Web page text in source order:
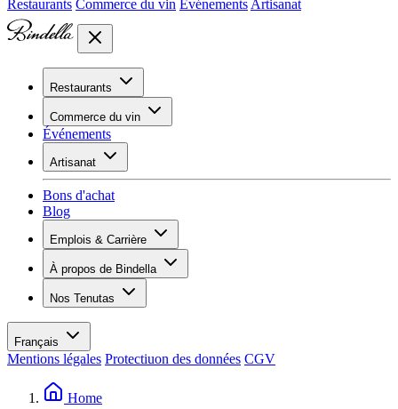
Restaurants Commerce du vin Événements Artisanat
Restaurants
Aperçu restaurants
Banquets et séminaires
Dolcezze
Commerce du vin
Overview
Assortiment
Vinotecas
Inspiration
Savoir sur le vin
Événements
Artisanat
Aperçu
Plâtrer
Bons d'achat
Blog
Emplois & Carrière
Postes vacants
Apprenants
Vos avantages
Valeurs
Personne de contact
À propos de Bindella
Vue d’ensemble
Histoire
Médias
Les Moby Dicks
Contacts
Durabilité
Nos Tenutas
Tenuta Vergaia
Français
Mentions légales Protectiuon des données CGV
Home